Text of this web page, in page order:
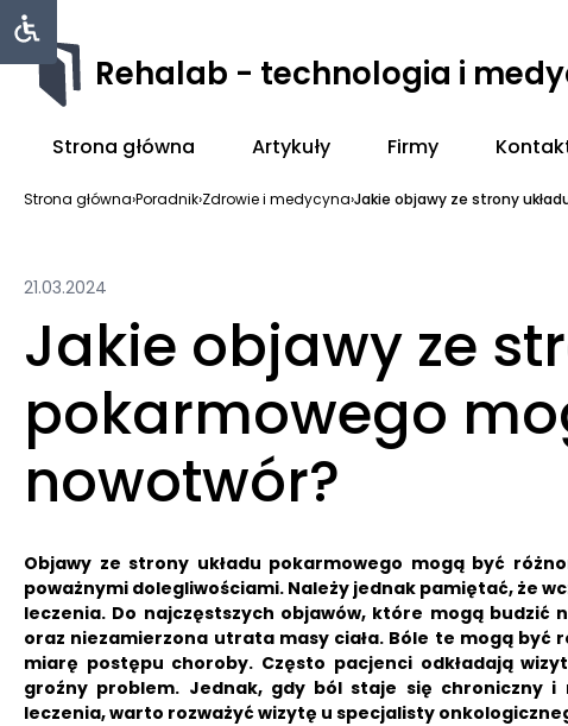
Rehalab - technologia i
Strona główna Artykuły Firmy
Strona główna›Poradnik›Zdrowie i medycyna›Jakie objawy ze strony
21.03.2024
Jakie objawy ze
pokarmowego
nowotwór?
Objawy ze strony układu pokarmowego mogą być
poważnymi dolegliwościami. Należy jednak pamiętać, że
leczenia. Do najczęstszych objawów, które mogą
oraz niezamierzona utrata masy ciała. Bóle te mogą
miarę postępu choroby. Często pacjenci odkładają
groźny problem. Jednak, gdy ból staje się chroniczny
leczenia, warto rozważyć wizytę u specjalisty